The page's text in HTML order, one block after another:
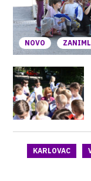
NOVO
KARLOVAC